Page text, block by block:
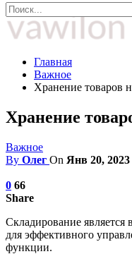
Главная
Важное
Хранение товаров
Хранение
Важное
By Олег On Янв 20, 2023
0 66
Share
Складирование
для эффективного
функции.